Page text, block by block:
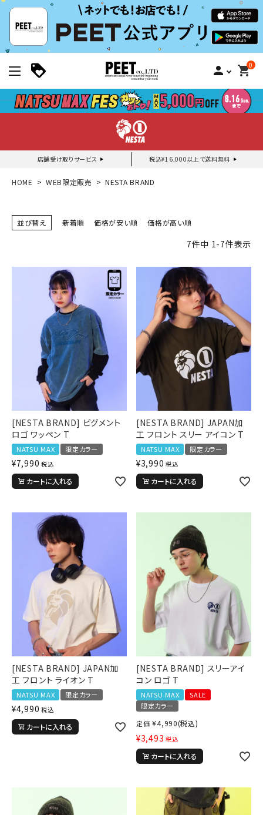
person 0
shopping_cart
店舗受け取りサービス 税込¥16,000以上で送料無料
新規会員登録｜ログイン
ご利用ガイド
ブランドメニュー
スタイリング
ニュース・特集
ランキング
お問い合わせ
詳しい条件から探す
HOME WEB限定販売 NESTA BRAND
並び替え 新着順 価格が安い順 価格が高い順
7件中 1-7件表示
[NESTA BRAND] ピグメント
ロゴ ワッペン T
NATSU MAX 限定カラー
¥7,990 税込
カートに入れる
[NESTA BRAND] JAPAN加
工 フロント スリー アイコン T
NATSU MAX 限定カラー
¥3,990 税込
カートに入れる
[NESTA BRAND] JAPAN加
工 フロント ライオン T
NATSU MAX 限定カラー
¥4,990 税込
カートに入れる
[NESTA BRAND] スリーアイ
コン ロゴ T
NATSU MAX
SALE
限定カラー
定価 ¥4,990(税込)
¥3,493 税込
カートに入れる